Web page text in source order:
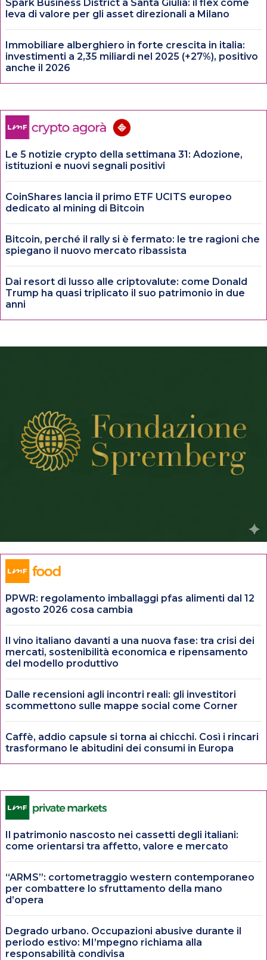
Spark Business District a Santa Giulia: il flex come
leva di valore per gli asset direzionali a Milano
Immobiliare alberghiero in forte crescita in italia:
investimenti a 2,35 miliardi nel 2025 (+27%), positivo
anche il 2026
Le 5 notizie crypto della settimana 31: Adozione,
istituzioni e nuovi segnali positivi
CoinShares lancia il primo ETF UCITS europeo
dedicato al mining di Bitcoin
Bitcoin, perché il rally si è fermato: le tre ragioni che
spiegano il nuovo mercato ribassista
Dai resort di lusso alle criptovalute: come Donald
Trump ha quasi triplicato il suo patrimonio in due
anni
PPWR: regolamento imballaggi pfas alimenti dal 12
agosto 2026 cosa cambia
Il vino italiano davanti a una nuova fase: tra crisi dei
mercati, sostenibilità economica e ripensamento
del modello produttivo
Dalle recensioni agli incontri reali: gli investitori
scommettono sulle mappe social come Corner
Caffè, addio capsule si torna ai chicchi. Così i rincari
trasformano le abitudini dei consumi in Europa
Il patrimonio nascosto nei cassetti degli italiani:
come orientarsi tra affetto, valore e mercato
“ARMS”: cortometraggio western contemporaneo
per combattere lo sfruttamento della mano
d’opera
Degrado urbano. Occupazioni abusive durante il
periodo estivo: MI’mpegno richiama alla
responsabilità condivisa